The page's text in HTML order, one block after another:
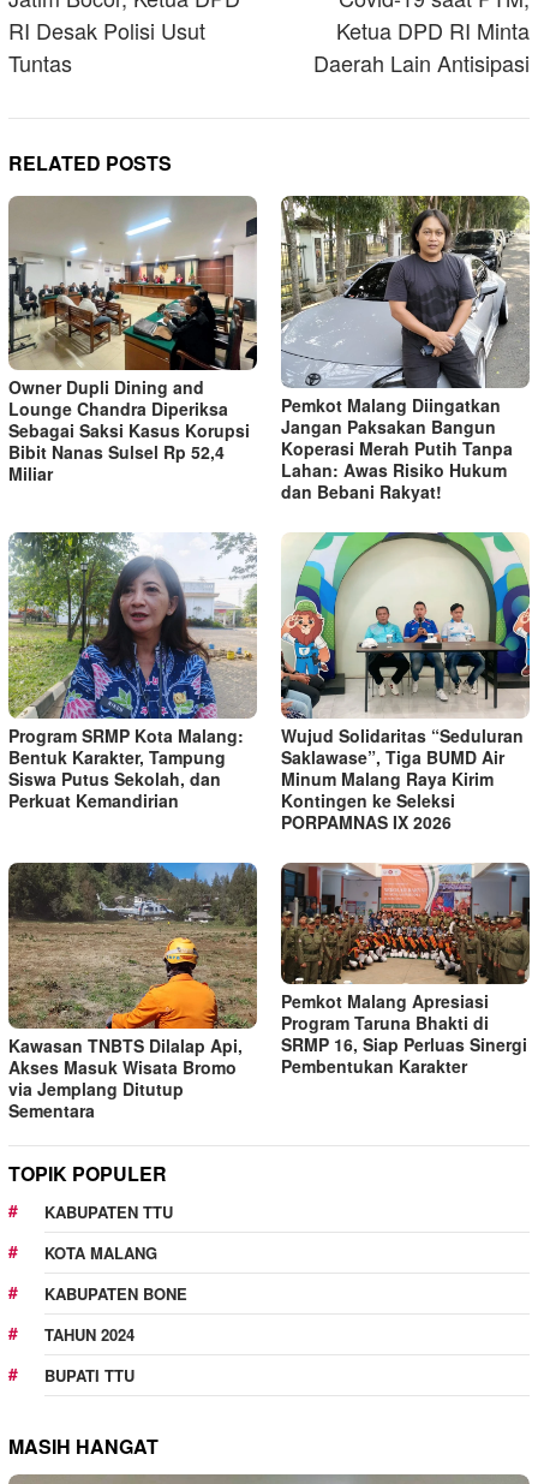
RI Desak Polisi Usut
Tuntas
Ketua DPD RI Minta
Daerah Lain Antisipasi
RELATED POSTS
Owner Dupli Dining and
Lounge Chandra Diperiksa
Sebagai Saksi Kasus Korupsi
Bibit Nanas Sulsel Rp 52,4
Miliar
Pemkot Malang Diingatkan
Jangan Paksakan Bangun
Koperasi Merah Putih Tanpa
Lahan: Awas Risiko Hukum
dan Bebani Rakyat!
Program SRMP Kota Malang:
Bentuk Karakter, Tampung
Siswa Putus Sekolah, dan
Perkuat Kemandirian
Wujud Solidaritas “Seduluran
Saklawase”, Tiga BUMD Air
Minum Malang Raya Kirim
Kontingen ke Seleksi
PORPAMNAS IX 2026
Kawasan TNBTS Dilalap Api,
Akses Masuk Wisata Bromo
via Jemplang Ditutup
Sementara
Pemkot Malang Apresiasi
Program Taruna Bhakti di
SRMP 16, Siap Perluas Sinergi
Pembentukan Karakter
TOPIK POPULER
KABUPATEN TTU
KOTA MALANG
KABUPATEN BONE
TAHUN 2024
BUPATI TTU
MASIH HANGAT